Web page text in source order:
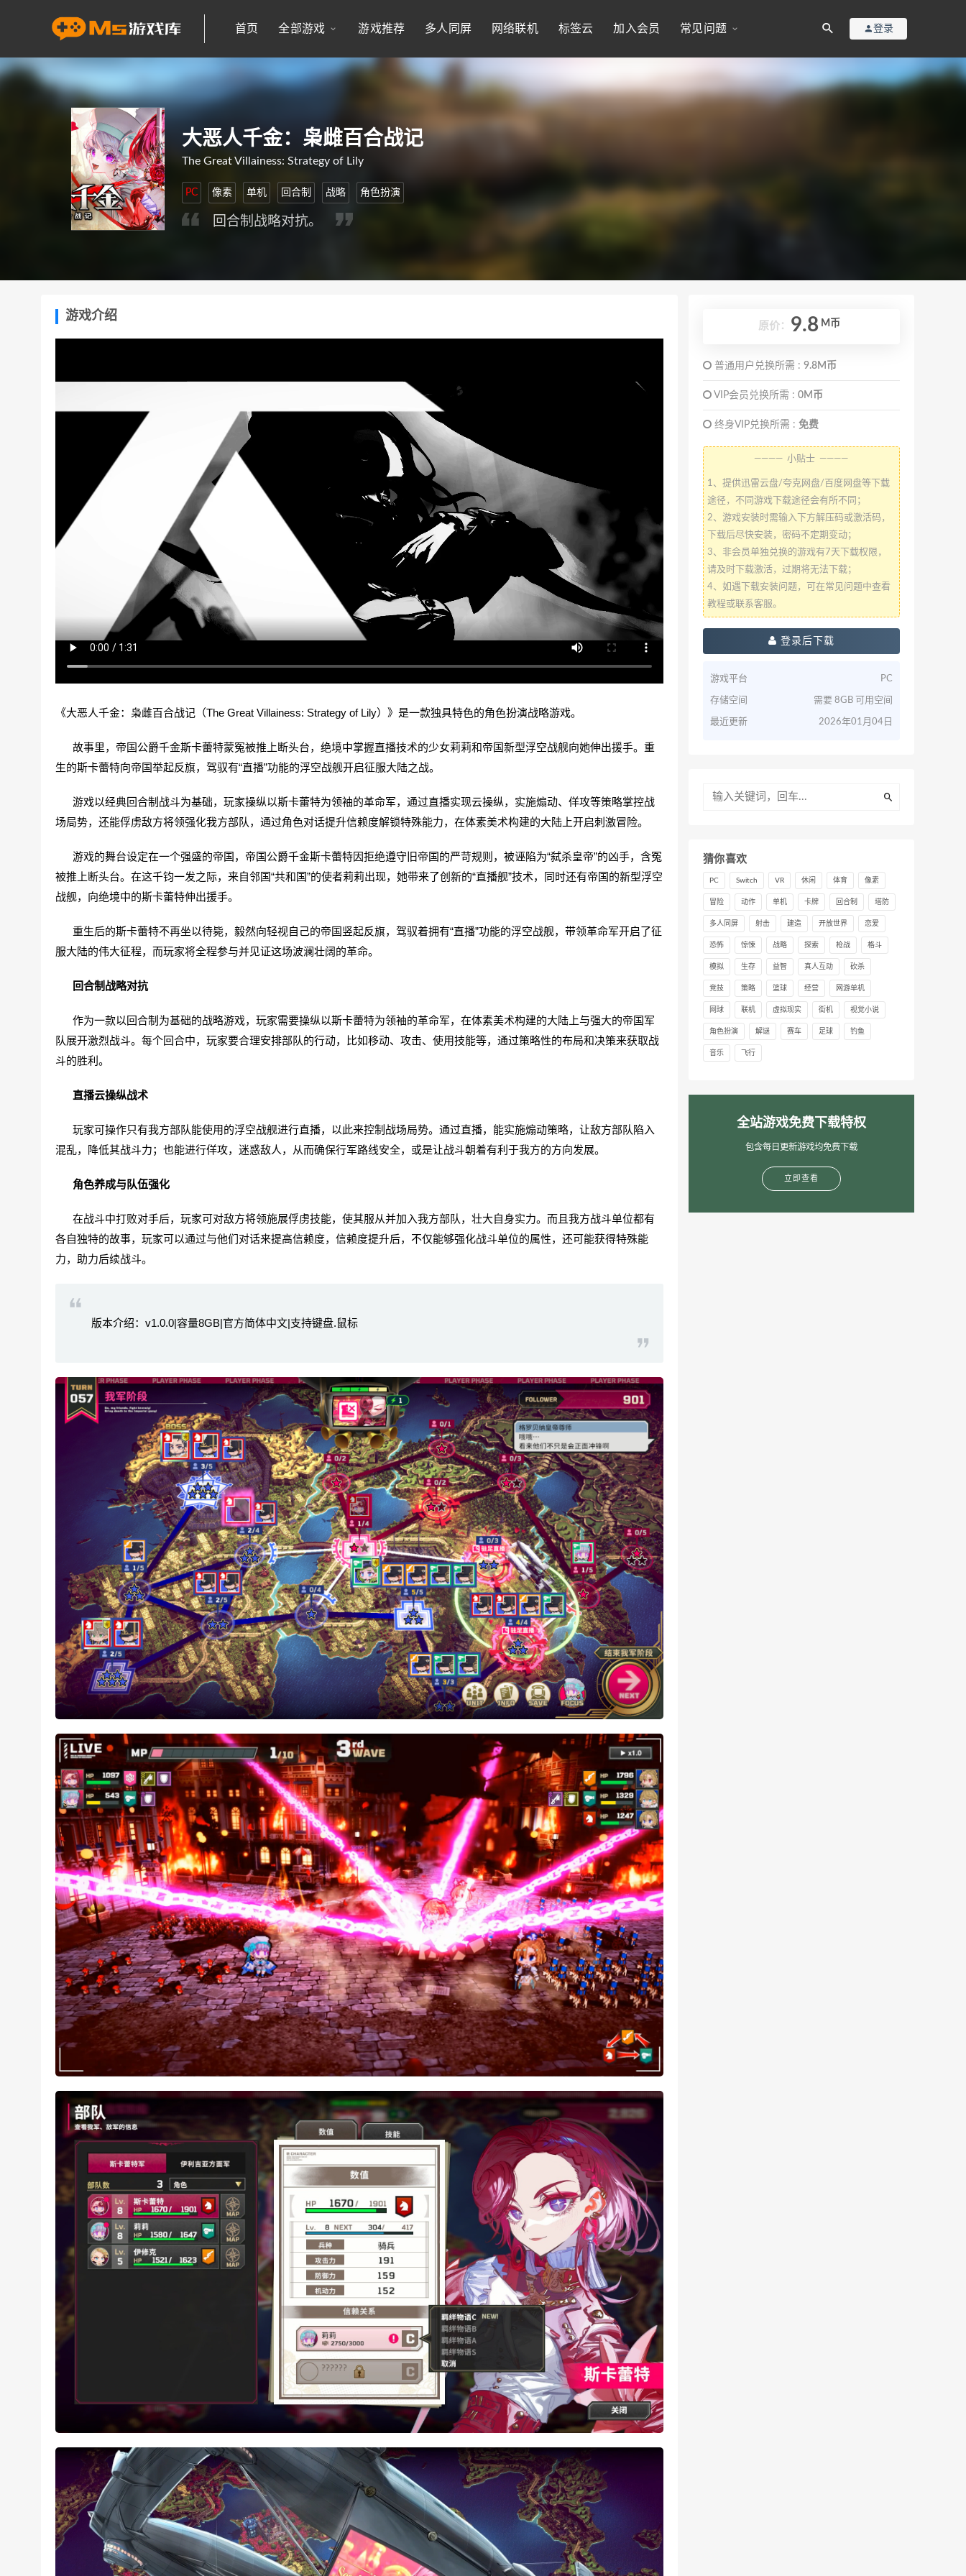
首页 全部游戏 游戏推荐 多人同屏 网络联机 标签云 加入会员 常见问题 登录
大恶人千金：枭雌百合战记
The Great Villainess: Strategy of Lily
PC 像素 单机 回合制 战略 角色扮演
回合制战略对抗。
游戏介绍
《大恶人千金：枭雌百合战记（The Great Villainess: Strategy of Lily）》是一款独具特色的角色扮演战略游戏。
故事里，帝国公爵千金斯卡蕾特蒙冤被推上断头台，绝境中掌握直播技术的少女莉莉和帝国新型浮空战舰向她伸出援手。重
生的斯卡蕾特向帝国举起反旗，驾驭有“直播”功能的浮空战舰开启征服大陆之战。
游戏以经典回合制战斗为基础，玩家操纵以斯卡蕾特为领袖的革命军，通过直播实现云操纵，实施煽动、佯攻等策略掌控战
场局势，还能俘虏敌方将领强化我方部队，通过角色对话提升信赖度解锁特殊能力，在体素美术构建的大陆上开启刺激冒险。
游戏的舞台设定在一个强盛的帝国，帝国公爵千金斯卡蕾特因拒绝遵守旧帝国的严苛规则，被诬陷为“弑杀皇帝”的凶手，含冤
被推上断头台。在这千钧一发之际，来自邻国“共和国”的使者莉莉出现，她带来了创新的“直播舰”技术，同时还有帝国的新型浮空
战舰，向绝境中的斯卡蕾特伸出援手。
重生后的斯卡蕾特不再坐以待毙，毅然向轻视自己的帝国竖起反旗，驾驭着拥有“直播”功能的浮空战舰，带领革命军开启了征
服大陆的伟大征程，而玩家将全程参与并见证这场波澜壮阔的革命。
回合制战略对抗
作为一款以回合制为基础的战略游戏，玩家需要操纵以斯卡蕾特为领袖的革命军，在体素美术构建的大陆上与强大的帝国军
队展开激烈战斗。每个回合中，玩家要合理安排部队的行动，比如移动、攻击、使用技能等，通过策略性的布局和决策来获取战
斗的胜利。
直播云操纵战术
玩家可操作只有我方部队能使用的浮空战舰进行直播，以此来控制战场局势。通过直播，能实施煽动策略，让敌方部队陷入
混乱，降低其战斗力；也能进行佯攻，迷惑敌人，从而确保行军路线安全，或是让战斗朝着有利于我方的方向发展。
角色养成与队伍强化
在战斗中打败对手后，玩家可对敌方将领施展俘虏技能，使其服从并加入我方部队，壮大自身实力。而且我方战斗单位都有
各自独特的故事，玩家可以通过与他们对话来提高信赖度，信赖度提升后，不仅能够强化战斗单位的属性，还可能获得特殊能
力，助力后续战斗。
版本介绍：v1.0.0|容量8GB|官方简体中文|支持键盘.鼠标
原价： 9.8 M币
普通用户兑换所需 : 9.8M币
VIP会员兑换所需 : 0M币
终身VIP兑换所需 : 免费
———— 小贴士 ————
1、提供迅雷云盘/夸克网盘/百度网盘等下载
途径，不同游戏下载途径会有所不同；
2、游戏安装时需输入下方解压码或激活码，
下载后尽快安装，密码不定期变动；
3、非会员单独兑换的游戏有7天下载权限，
请及时下载激活，过期将无法下载；
4、如遇下载安装问题，可在常见问题中查看
教程或联系客服。
登录后下载
游戏平台 PC
存储空间 需要 8GB 可用空间
最近更新 2026年01月04日
猜你喜欢
PC Switch VR 休闲 体育 像素
冒险 动作 单机 卡牌 回合制 塔防
多人同屏 射击 建造 开放世界 恋爱
恐怖 惊悚 战略 探索 枪战 格斗
模拟 生存 益智 真人互动 砍杀
竞技 策略 篮球 经营 网游单机
网球 联机 虚拟现实 街机 视觉小说
角色扮演 解谜 赛车 足球 钓鱼
音乐 飞行
全站游戏免费下载特权
包含每日更新游戏均免费下载
立即查看